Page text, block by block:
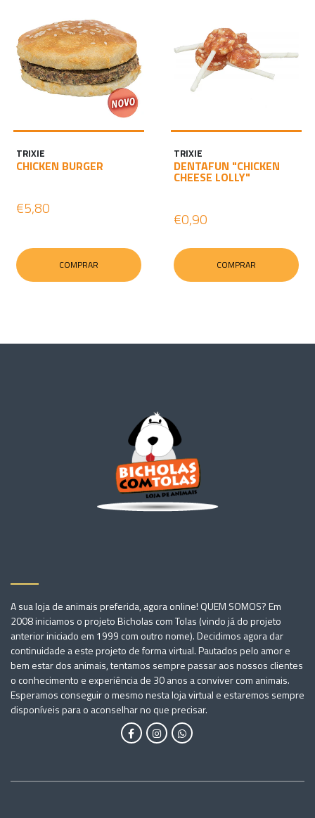
TRIXIE
CHICKEN BURGER
€5,80
COMPRAR
TRIXIE
DENTAFUN "CHICKEN
CHEESE LOLLY"
€0,90
COMPRAR
A sua loja de animais preferida, agora online! QUEM SOMOS? Em
2008 iniciamos o projeto Bicholas com Tolas (vindo já do projeto
anterior iniciado em 1999 com outro nome). Decidimos agora dar
continuidade a este projeto de forma virtual. Pautados pelo amor e
bem estar dos animais, tentamos sempre passar aos nossos clientes
o conhecimento e experiência de 30 anos a conviver com animais.
Esperamos conseguir o mesmo nesta loja virtual e estaremos sempre
disponíveis para o aconselhar no que precisar.